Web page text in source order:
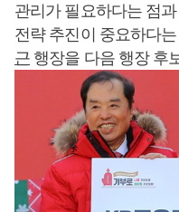
관리가 필요하다는 점
전략 추진이 중요하다
근 행장을 다음 행장 후